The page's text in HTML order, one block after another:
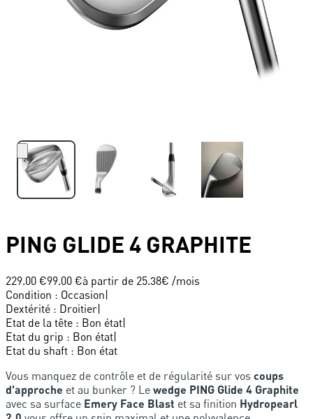
PING GLIDE 4 GRAPHITE
229.00 €99.00 €à partir de 25.38€ /mois
Condition : Occasion|
Dextérité : Droitier|
Etat de la tête : Bon état|
Etat du grip : Bon état|
Etat du shaft : Bon état
Vous manquez de contrôle et de régularité sur vos coups
d'approche et au bunker ? Le wedge PING Glide 4 Graphite
avec sa surface Emery Face Blast et sa finition Hydropearl